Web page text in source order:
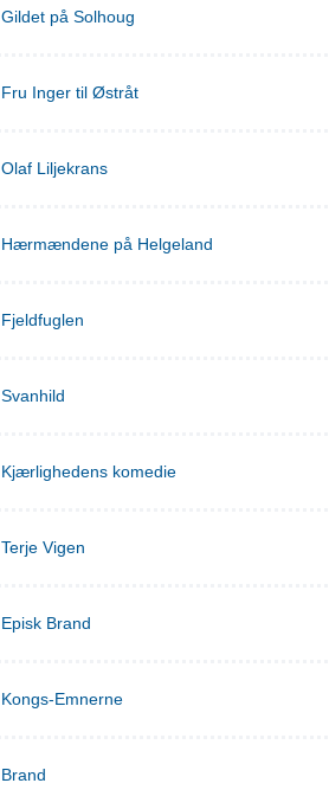
Gildet på Solhoug
Fru Inger til Østråt
Olaf Liljekrans
Hærmændene på Helgeland
Fjeldfuglen
Svanhild
Kjærlighedens komedie
Terje Vigen
Episk Brand
Kongs-Emnerne
Brand